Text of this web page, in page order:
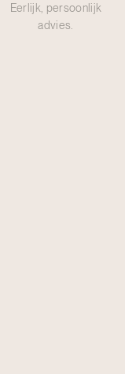
Eerlijk, persoonlijk
advies.